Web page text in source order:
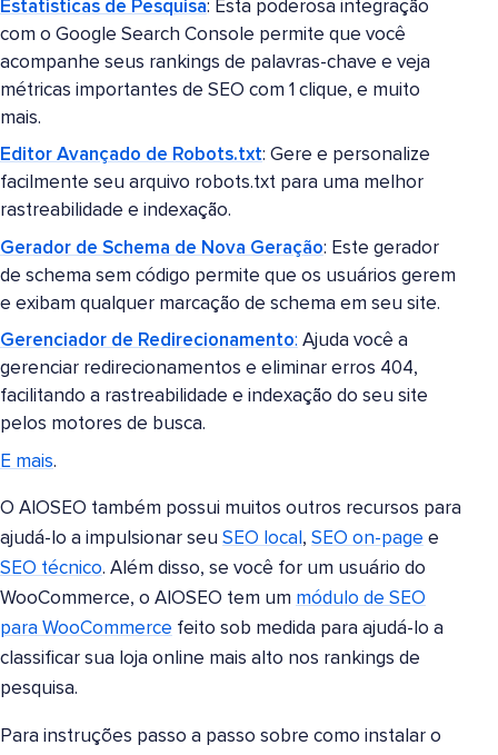
Estatísticas de Pesquisa: Esta poderosa integração
com o Google Search Console permite que você
acompanhe seus rankings de palavras-chave e veja
métricas importantes de SEO com 1 clique, e muito
mais.
Editor Avançado de Robots.txt: Gere e personalize
facilmente seu arquivo robots.txt para uma melhor
rastreabilidade e indexação.
Gerador de Schema de Nova Geração: Este gerador
de schema sem código permite que os usuários gerem
e exibam qualquer marcação de schema em seu site.
Gerenciador de Redirecionamento: Ajuda você a
gerenciar redirecionamentos e eliminar erros 404,
facilitando a rastreabilidade e indexação do seu site
pelos motores de busca.
E mais.
O AIOSEO também possui muitos outros recursos para
ajudá-lo a impulsionar seu SEO local , SEO on-page e
SEO técnico. Além disso, se você for um usuário do
WooCommerce, o AIOSEO tem um módulo de SEO
para WooCommerce feito sob medida para ajudá-lo a
classificar sua loja online mais alto nos rankings de
pesquisa.
Para instruções passo a passo sobre como instalar o